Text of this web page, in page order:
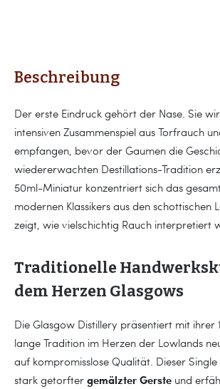
Beschreibung
Der erste Eindruck gehört der Nase. Sie
intensiven Zusammenspiel aus Torfrauch
empfangen, bevor der Gaumen die
wiedererwachten Destillations-Tradition
50ml-Miniatur konzentriert sich das
modernen Klassikers aus den schottischen
zeigt, wie vielschichtig Rauch interpretiert
Traditionelle
dem Herzen Glasgows
Die Glasgow Distillery präsentiert mit ihrer
lange Tradition im Herzen der Lowlands
auf kompromisslose Qualität. Dieser
stark getorfter gemälzter Gerste und